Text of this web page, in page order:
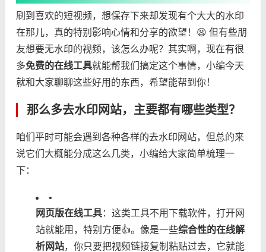
刷到喜欢的短视频，想保存下来却发现有个大大的水印
在那儿，真的特别影响心情和分享的欲望！😫 但有些朋
友想要无水印的视频，该怎么办呢？其实啊，现在有很
多​​免费的在线工具​​就能帮我们搞定这个事情，小编今天
就和大家聊聊这些好用的东西，希望能帮到你！
那么多去水印网站，主要都有哪些类型？
咱们平时可能会遇到各种各样的去水印网站，但总的来
说它们大概能分成这么几类，小编给大家简单梳理一
下：
•
​网页版在线工具​​：这类工具不用下载软件，打开网
站就能用，特别方便👍。像是一些​​综合性的在线解
析网站​​，你只要把视频链接复制粘贴过去，它就能